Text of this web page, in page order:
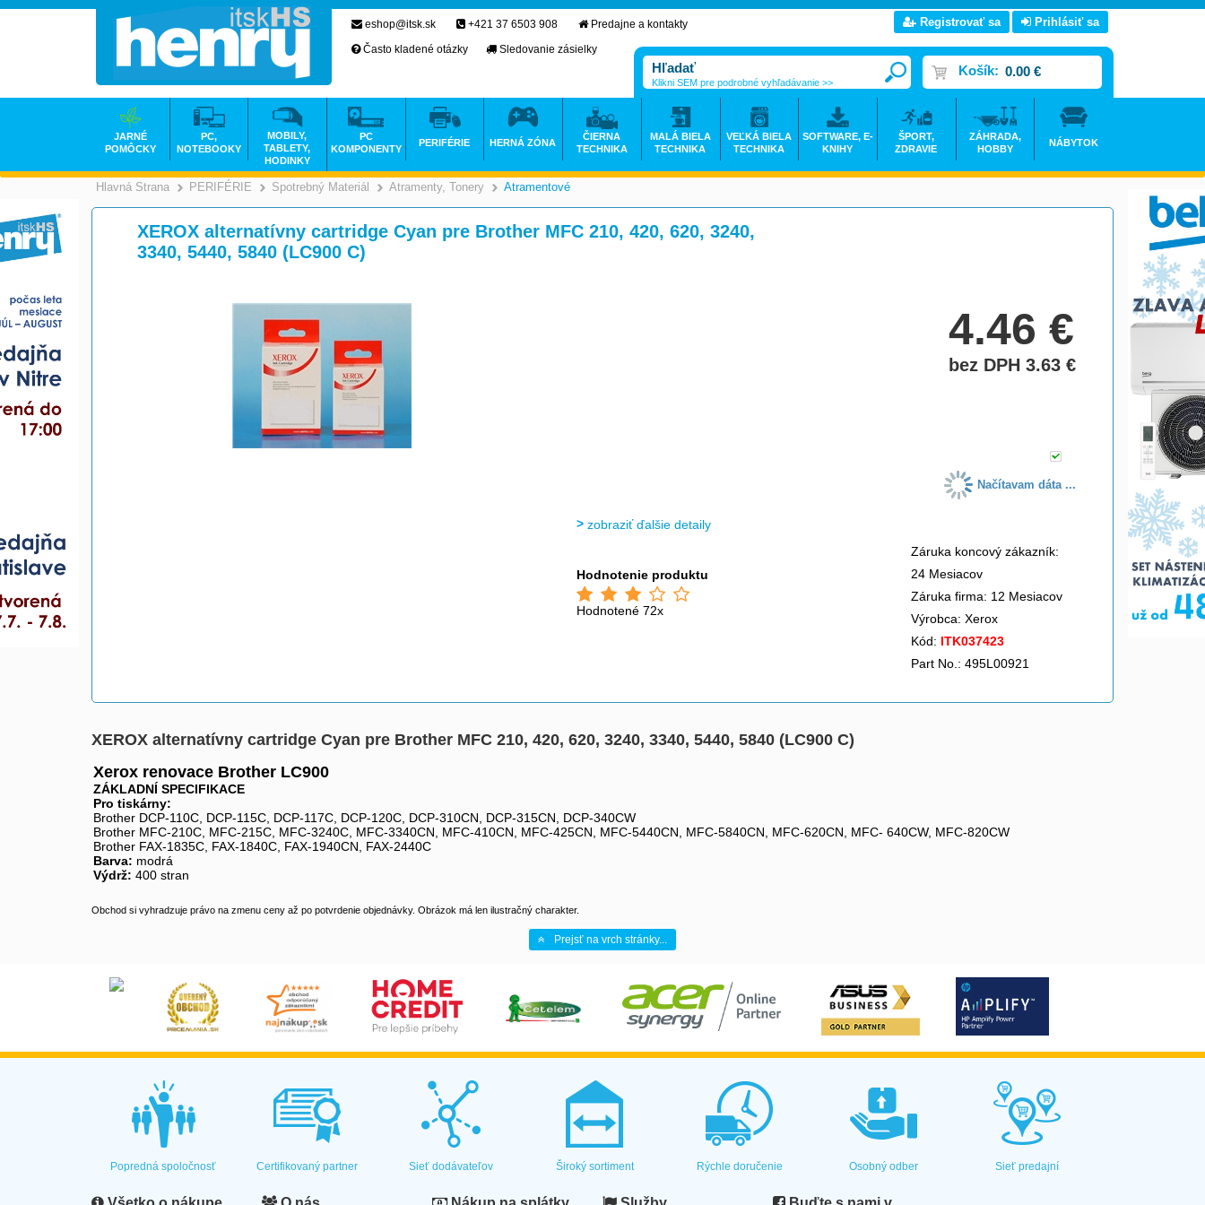
Hlavná Strana >
PERIFÉRIE >
Spotrebný Materiál >
Atramenty, Tonery >
Atramentové
XEROX alternatívny cartridge Cyan pre Brother MFC 210, 420, 620, 3240,
3340, 5440, 5840 (LC900 C)
4.46€
bez DPH 3.63€
Načítavam dáta ...
zobraziť ďalšie detaily
Hodnotenie produktu
Hodnotené 72x
Záruka koncový zákazník:
24 Mesiacov
Záruka firma: 12 Mesiacov
Výrobca: Xerox
Kód: ITK037423
Part No.: 495L00921
XEROX alternatívny cartridge Cyan pre Brother MFC 210, 420, 620, 3240, 3340, 5440, 5840 (LC900 C)
Xerox renovace Brother LC900
ZÁKLADNÍ SPECIFIKACE
Pro tiskárny:
Brother DCP-110C, DCP-115C, DCP-117C, DCP-120C, DCP-310CN, DCP-315CN, DCP-340CW
Brother MFC-210C, MFC-215C, MFC-3240C, MFC-3340CN, MFC-410CN, MFC-425CN, MFC-5440CN, MFC-5840CN, MFC-620CN, MFC- 640CW, MFC-820CW
Brother FAX-1835C, FAX-1840C, FAX-1940CN, FAX-2440C
Barva: modrá
Výdrž: 400 stran
Obchod si vyhradzuje právo na zmenu ceny až po potvrdenie objednávky. Obrázok má len ilustračný charakter.
Prejsť na vrch stránky...
eshop@itsk.sk +421 37 6503 908
Predajne a kontakty
Často kladené otázky
Sledovanie zásielky
Registrovať sa Prihlásiť sa
Košík: 0.00 €
Klikni SEM pre podrobné vyhľadávanie >>
JARNÉ
POMÔCKY
PC,
NOTEBOOKY
MOBILY,
TABLETY,
HODINKY
PC
KOMPONENTY
PERIFÉRIE HERNÁ ZÓNA
ČIERNA
TECHNIKA
MALÁ BIELA
TECHNIKA
VEĽKÁ BIELA
TECHNIKA
SOFTWARE, E-
KNIHY
ŠPORT,
ZDRAVIE
ZÁHRADA,
HOBBY
NÁBYTOK
Popredná spoločnosť Certifikovaný partner Sieť dodávateľov Široký sortiment Rýchle doručenie Osobný odber Sieť predajní